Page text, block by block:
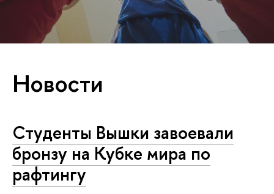
Новости
Студенты Вышки завоевали
бронзу на Кубке мира по
рафтингу